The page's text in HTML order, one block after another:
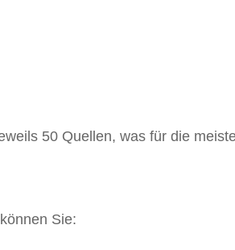
50 Quellen, was für die
Sie: